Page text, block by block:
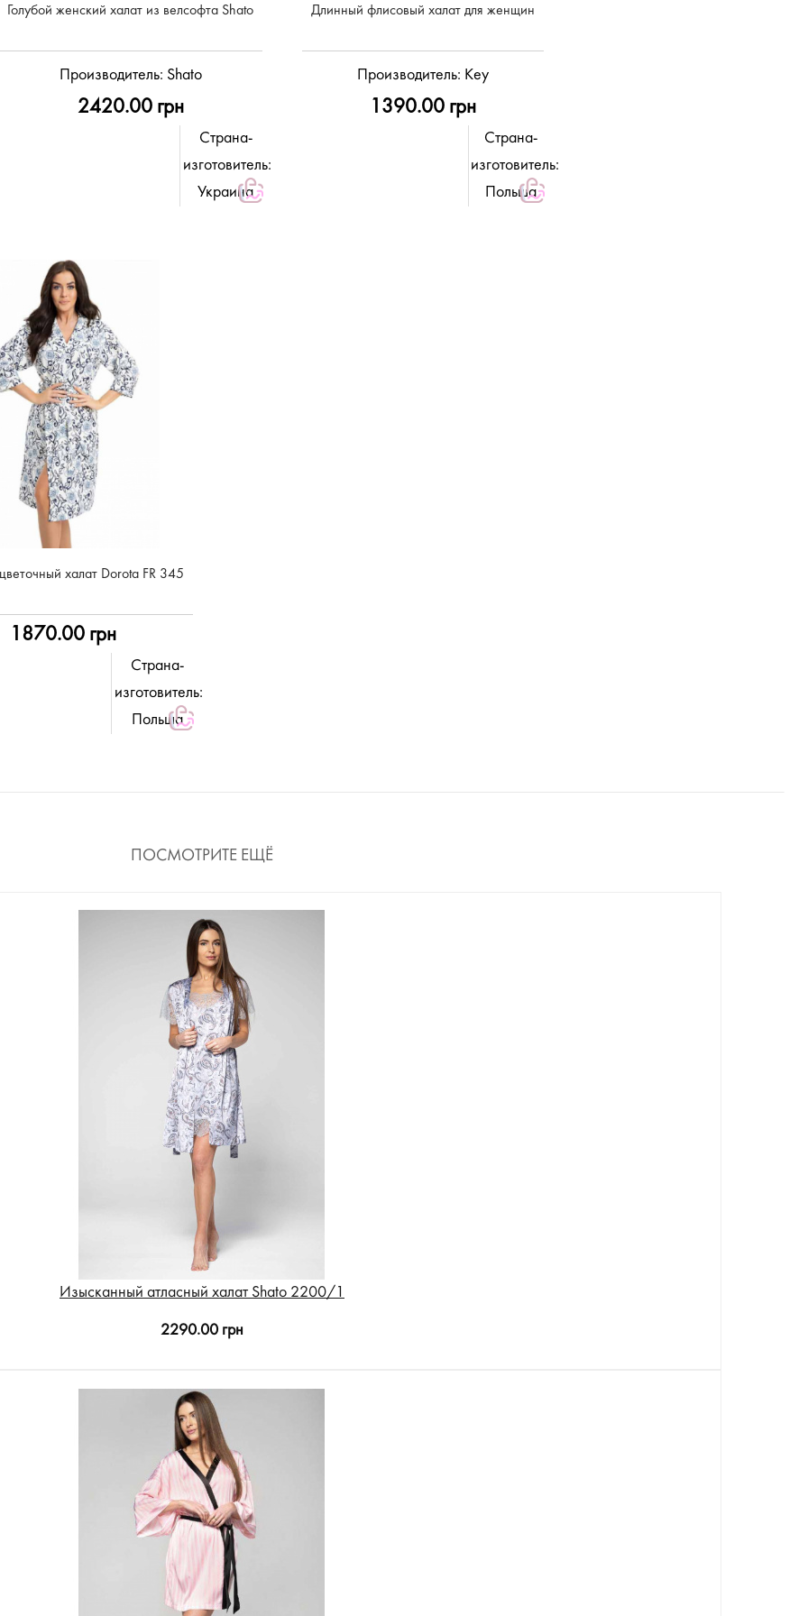
Голубой женский халат из велсофта Shato
Производитель: Shato
2420.00 грн
Страна-
изготовитель:
Украина
Длинный флисовый халат для женщин
Производитель: Key
1390.00 грн
Страна-
изготовитель:
Польша
халат Dorota FR 345
1870.00 грн
Страна-
изготовитель:
Польша
ПОСМОТРИТЕ ЕЩЁ
Изысканный атласный халат Shato 2200/1
2290.00 грн